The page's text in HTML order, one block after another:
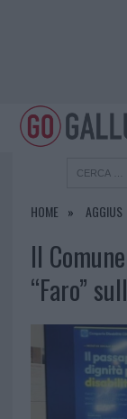
HOME AGGIUS
Il
“Faro”